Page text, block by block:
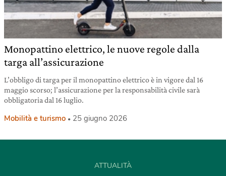
Monopattino elettrico, le nuove regole dalla
targa all’assicurazione
L’obbligo di targa per il monopattino elettrico è in vigore dal 16
maggio scorso; l’assicurazione per la responsabilità civile sarà
obbligatoria dal 16 luglio.
Mobilità e turismo 25 giugno 2026
ATTUALITÀ